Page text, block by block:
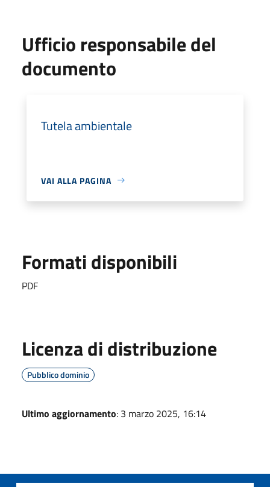
Ufficio responsabile del
documento
Tutela ambientale
VAI ALLA PAGINA
Formati disponibili
PDF
Licenza di distribuzione
Pubblico dominio
Ultimo aggiornamento: 3 marzo 2025, 16:14